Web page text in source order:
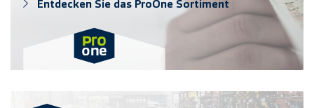
Entdecken Sie das ProOne Sortiment
Verkaufsort finden